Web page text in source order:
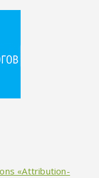
«Attribution-